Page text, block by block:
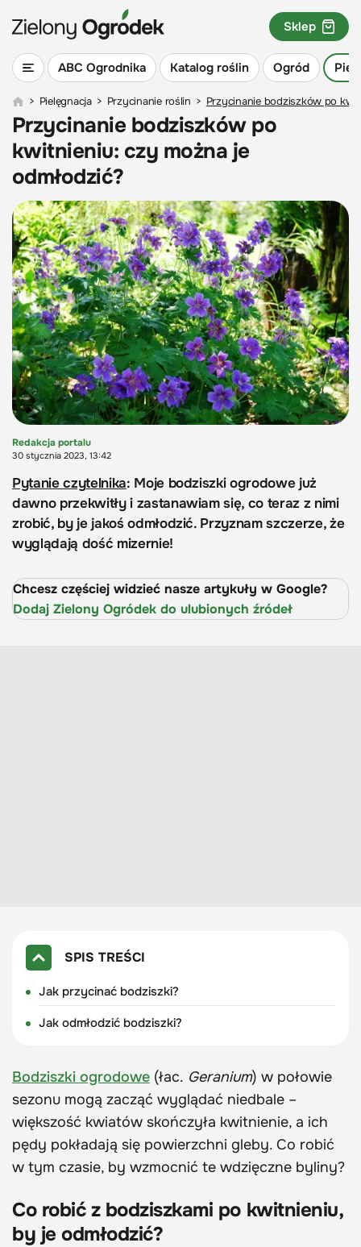
ABC Ogrodnika Katalog roślin Ogród
Sklep
> Pielęgnacja > Przycinanie roślin > Przycinanie bodziszków po
Przycinanie bodziszków po
kwitnieniu: czy można je
odmłodzić?
Redakcja portalu
30 stycznia 2023, 13:42
Pytanie czytelnika: Moje bodziszki ogrodowe już
dawno przekwitły i zastanawiam się, co teraz z nimi
zrobić, by je jakoś odmłodzić. Przyznam szczerze, że
wyglądają dość mizernie!
Chcesz częściej widzieć nasze artykuły w Google?
Dodaj Zielony Ogródek do ulubionych źródeł
SPIS TREŚCI
Jak przycinać bodziszki?
Jak odmłodzić bodziszki?
Bodziszki ogrodowe (łac. Geranium) w połowie
sezonu mogą zacząć wyglądać niedbale –
większość kwiatów skończyła kwitnienie, a ich
pędy pokładają się powierzchni gleby. Co robić
w tym czasie, by wzmocnić te wdzięczne byliny?
Co robić z bodziszkami po kwitnieniu,
by je odmłodzić?